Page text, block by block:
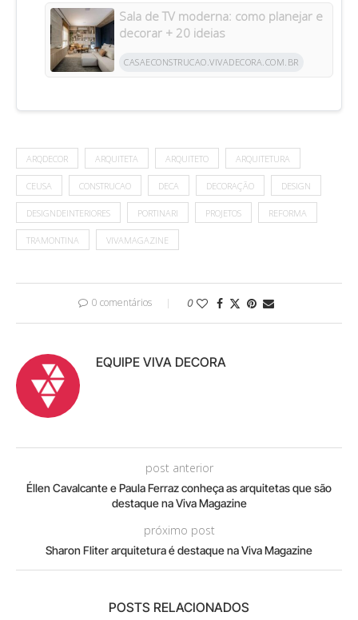
Sala de TV moderna: como planejar e
decorar + 20 ideias
CASAECONSTRUCAO.VIVADECORA.COM.BR
ARQDECOR ARQUITETA ARQUITETO ARQUITETURA
CEUSA CONSTRUCAO DECA DECORAÇÃO DESIGN
DESIGNDEINTERIORES PORTINARI PROJETOS REFORMA
TRAMONTINA VIVAMAGAZINE
0 comentários 0
EQUIPE VIVA DECORA
post anterior
Éllen Cavalcante e Paula Ferraz conheça as arquitetas que são
destaque na Viva Magazine
próximo post
Sharon Fliter arquitetura é destaque na Viva Magazine
POSTS RELACIONADOS